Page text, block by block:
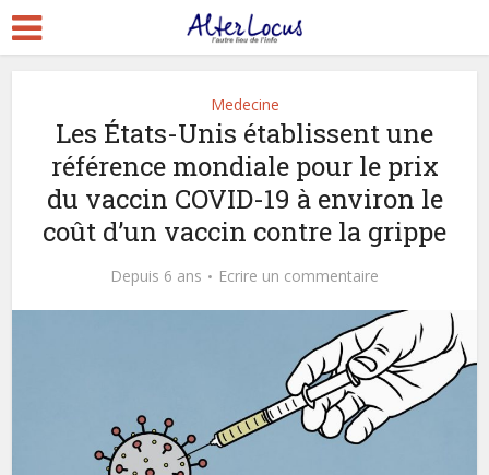
Medecine
Les États-Unis établissent une
référence mondiale pour le prix
du vaccin COVID-19 à environ le
coût d’un vaccin contre la grippe
Depuis 6 ans Ecrire un commentaire